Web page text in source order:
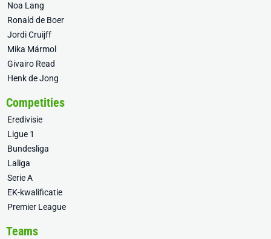
Noa Lang
Ronald de Boer
Jordi Cruijff
Mika Mármol
Givairo Read
Henk de Jong
Competities
Eredivisie
Ligue 1
Bundesliga
Laliga
Serie A
EK-kwalificatie
Premier League
Teams